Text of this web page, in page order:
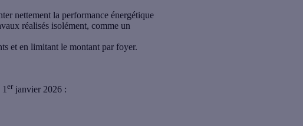
nettement la performance énergétique
réalisés isolément, comme un
et en limitant le montant par foyer.
1er janvier 2026 :